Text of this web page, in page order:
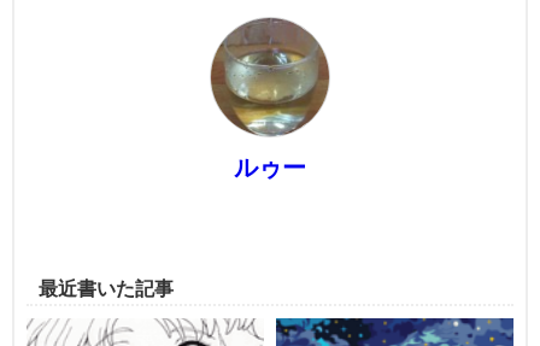
ルゥー
最近書いた記事